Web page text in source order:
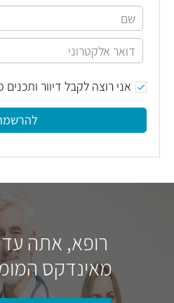
אני רוצה לקבל דיוור
רופא, אתה
מאינדקס